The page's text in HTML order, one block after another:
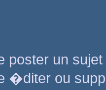
poster un
�diter ou